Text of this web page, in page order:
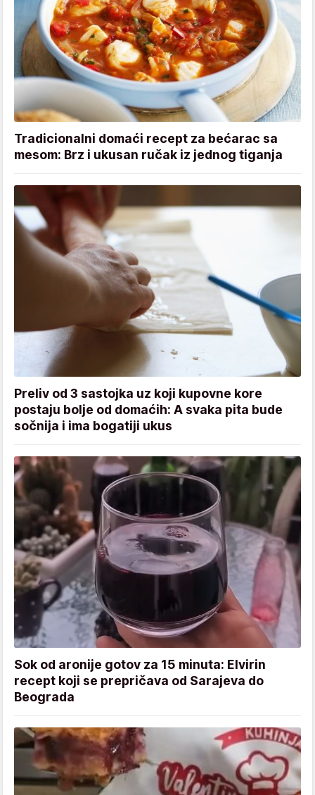
Tradicionalni domaći recept za bećarac sa
mesom: Brz i ukusan ručak iz jednog tiganja
Preliv od 3 sastojka uz koji kupovne kore
postaju bolje od domaćih: A svaka pita bude
sočnija i ima bogatiji ukus
Sok od aronije gotov za 15 minuta: Elvirin
recept koji se prepričava od Sarajeva do
Beograda